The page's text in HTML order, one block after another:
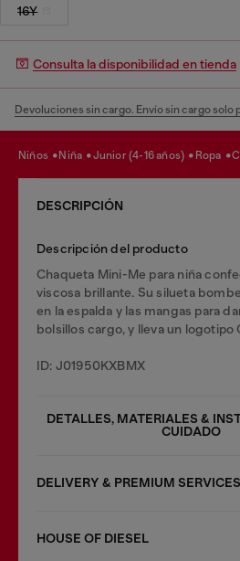
16Y
Consulta la disponibilidad en tienda
Devoluciones sin cargo. Envío sin cargo solo
niños niña junior (4-16 años) ropa
DESCRIPCIÓN
Descripción del producto
Chaqueta Mini-Me para niña
viscosa brillante. Su silueta
en la espalda y las mangas para
bolsillos cargo, y lleva un logotipo
ID: J01950KXBMX
DETALLES, MATERIALES &
CUIDADO
DELIVERY & PREMIUM SERVICES
HOUSE OF DIESEL